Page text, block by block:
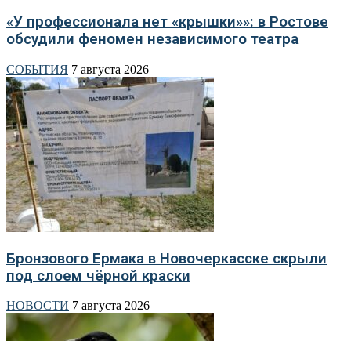
«У профессионала нет «крышки»»: в Ростове
обсудили феномен независимого театра
СОБЫТИЯ 7 августа 2026
Бронзового Ермака в Новочеркасске скрыли
под слоем чёрной краски
НОВОСТИ 7 августа 2026